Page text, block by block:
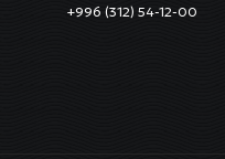
+996 (312) 54-12-00